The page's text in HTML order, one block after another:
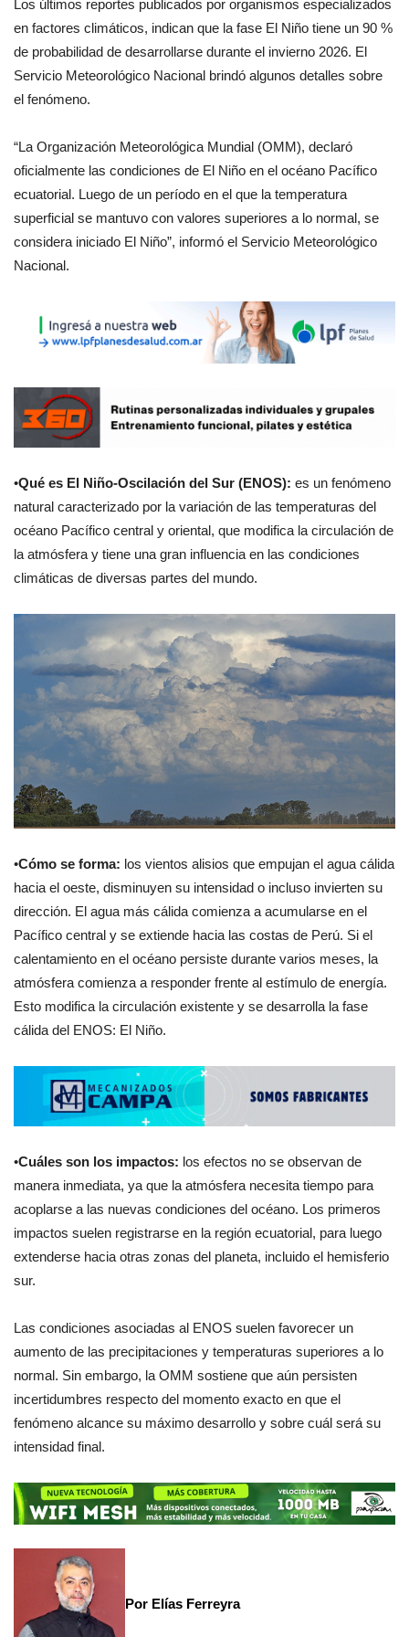
Los últimos reportes publicados por organismos especializados
en factores climáticos, indican que la fase El Niño tiene un 90 %
de probabilidad de desarrollarse durante el invierno 2026. El
Servicio Meteorológico Nacional brindó algunos detalles sobre
el fenómeno.
“La Organización Meteorológica Mundial (OMM), declaró
oficialmente las condiciones de El Niño en el océano Pacífico
ecuatorial. Luego de un período en el que la temperatura
superficial se mantuvo con valores superiores a lo normal, se
considera iniciado El Niño”, informó el Servicio Meteorológico
Nacional.
•Qué es El Niño-Oscilación del Sur (ENOS): es un fenómeno
natural caracterizado por la variación de las temperaturas del
océano Pacífico central y oriental, que modifica la circulación de
la atmósfera y tiene una gran influencia en las condiciones
climáticas de diversas partes del mundo.
•Cómo se forma: los vientos alisios que empujan el agua cálida
hacia el oeste, disminuyen su intensidad o incluso invierten su
dirección. El agua más cálida comienza a acumularse en el
Pacífico central y se extiende hacia las costas de Perú. Si el
calentamiento en el océano persiste durante varios meses, la
atmósfera comienza a responder frente al estímulo de energía.
Esto modifica la circulación existente y se desarrolla la fase
cálida del ENOS: El Niño.
•Cuáles son los impactos: los efectos no se observan de
manera inmediata, ya que la atmósfera necesita tiempo para
acoplarse a las nuevas condiciones del océano. Los primeros
impactos suelen registrarse en la región ecuatorial, para luego
extenderse hacia otras zonas del planeta, incluido el hemisferio
sur.
Las condiciones asociadas al ENOS suelen favorecer un
aumento de las precipitaciones y temperaturas superiores a lo
normal. Sin embargo, la OMM sostiene que aún persisten
incertidumbres respecto del momento exacto en que el
fenómeno alcance su máximo desarrollo y sobre cuál será su
intensidad final.
Por Elías Ferreyra